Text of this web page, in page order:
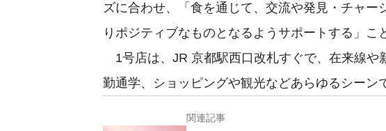
ズに合わせ、「食を通じて、交流や発見・チャー
りポジティブなものとなるようサポートする」こ
1号店は、JR 京都駅西口改札すぐで、在来線や
勤通学、ショッピングや観光などあらゆるシーン
関連記事